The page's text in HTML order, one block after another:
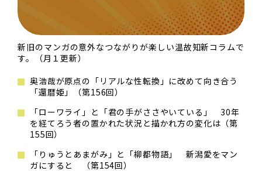
新旧のマンガの意外なつながりが楽しい温故知新コラムで
す。（月１更新）
奥浩哉が原点の「リアルな性転換」に改めて向き合う
「還暦姫」（第156回）
「ローワライ」と「君の手がささやいている」 30年
を経てろう者の置かれた状況と描かれ方の変化は（第
155回）
「りゅうとあまがみ」と「柳都物語」 新潟愛をマン
ガにすると （第154回）